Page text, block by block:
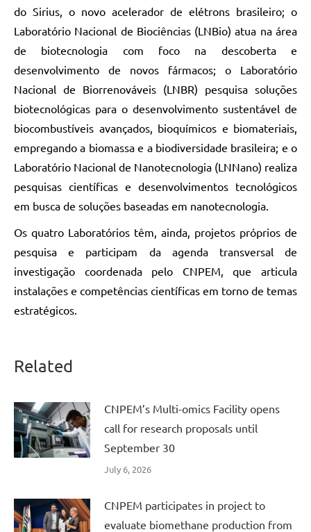
do Sirius, o novo acelerador de elétrons brasileiro; o
Laboratório Nacional de Biociências (LNBio) atua na área
de biotecnologia com foco na descoberta e
desenvolvimento de novos fármacos; o Laboratório
Nacional de Biorrenováveis (LNBR) pesquisa soluções
biotecnológicas para o desenvolvimento sustentável de
biocombustíveis avançados, bioquímicos e biomateriais,
empregando a biomassa e a biodiversidade brasileira; e o
Laboratório Nacional de Nanotecnologia (LNNano) realiza
pesquisas científicas e desenvolvimentos tecnológicos
em busca de soluções baseadas em nanotecnologia.
Os quatro Laboratórios têm, ainda, projetos próprios de
pesquisa e participam da agenda transversal de
investigação coordenada pelo CNPEM, que articula
instalações e competências científicas em torno de temas
estratégicos.
Related
CNPEM’s Multi-omics Facility opens
call for research proposals until
September 30
July 6, 2026
CNPEM participates in project to
evaluate biomethane production from